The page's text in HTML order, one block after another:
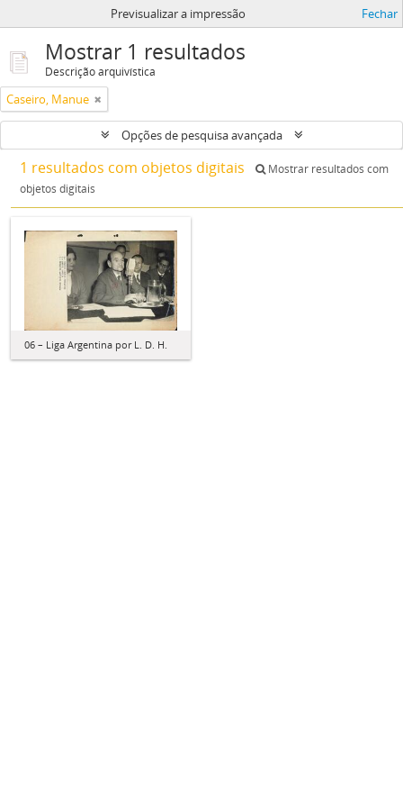
Previsualizar a impressão Fechar
Mostrar 1 resultados
Descrição arquivística
Caseiro, Manue
Opções de pesquisa avançada
1 resultados com objetos digitais
Mostrar resultados com
objetos digitais
06 – Liga Argentina por L. D. H.